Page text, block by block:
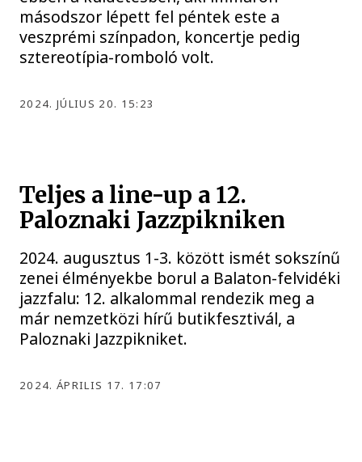
másodszor lépett fel péntek este a
veszprémi színpadon, koncertje pedig
sztereotípia-romboló volt.
2024. JÚLIUS 20. 15:23
Teljes a line-up a 12.
Paloznaki Jazzpikniken
2024. augusztus 1-3. között ismét sokszínű
zenei élményekbe borul a Balaton-felvidéki
jazzfalu: 12. alkalommal rendezik meg a
már nemzetközi hírű butikfesztivál, a
Paloznaki Jazzpikniket.
2024. ÁPRILIS 17. 17:07